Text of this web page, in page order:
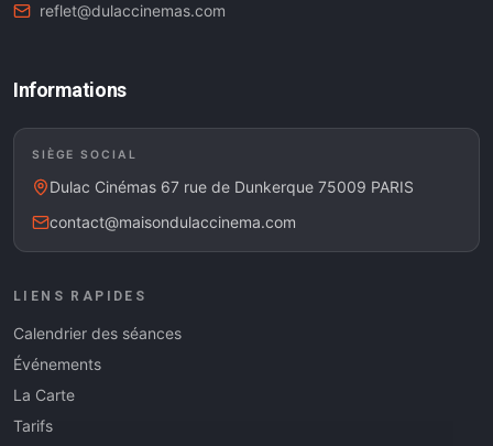
reflet@dulaccinemas.com
Informations
SIÈGE SOCIAL
Dulac Cinémas 67 rue de Dunkerque 75009 PARIS
contact@maisondulaccinema.com
LIENS RAPIDES
Calendrier des séances
Événements
La Carte
Tarifs